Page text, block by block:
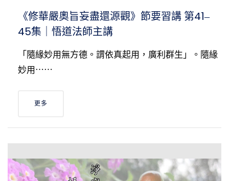
《修華嚴奧旨妄盡還源觀》節要習講 第41‒
45集｜悟道法師主講
「隨緣妙用無方德。謂依真起用，廣利群生」。隨緣
妙用⋯⋯
更多